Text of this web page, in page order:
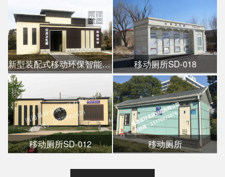
新型装配式移动环保智能公厕 移动厕所SD-018
移动厕所SD-012 移动厕所